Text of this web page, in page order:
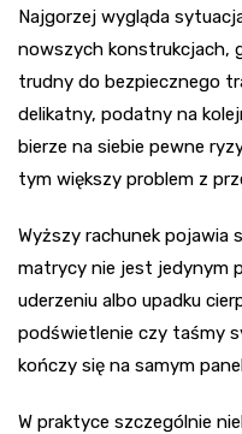
Najgorzej wygląda
nowszych konstrukcjach,
trudny do bezpiecznego
delikatny, podatny na
bierze na siebie pewne
tym większy problem z
Wyższy rachunek pojawia
matrycy nie jest jedynym
uderzeniu albo upadku
podświetlenie czy taśmy
kończy się na samym
W praktyce szczególnie